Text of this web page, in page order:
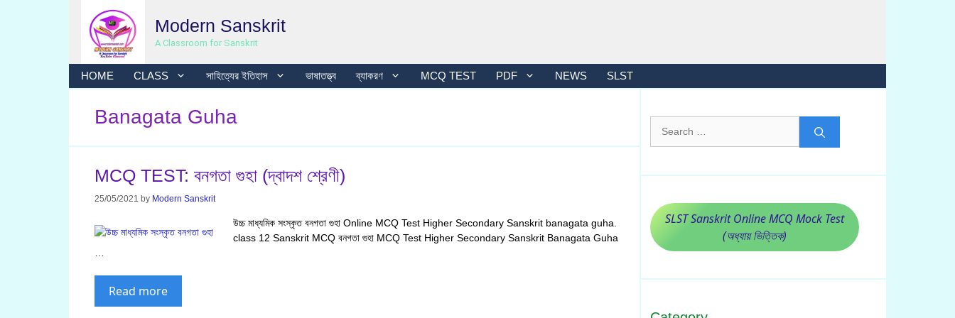
Modern Sanskrit
A Classroom for Sanskrit
HOME CLASS সাহিত্যের ইতিহাস ভাষাতত্ত্ব ব্যাকরণ MCQ TEST PDF NEWS SLST
Banagata Guha
MCQ TEST: বনগতা গুহা (দ্বাদশ শ্রেণী)
25/05/2021 by Modern Sanskrit
উচ্চ মাধ্যমিক সংস্কৃত বনগতা গুহা Online MCQ Test Higher Secondary Sanskrit banagata guha.
class 12 Sanskrit MCQ বনগতা গুহা MCQ Test Higher Secondary Sanskrit Banagata Guha
…
Read more
for:
SLST Sanskrit Online MCQ Mock Test
(অধ্যায় ভিত্তিক)